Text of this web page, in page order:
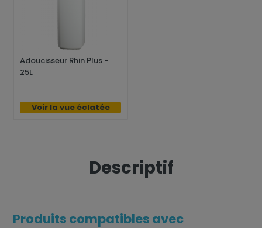
Adoucisseur Rhin Plus -
25L
Voir la vue éclatée
Descriptif
Produits compatibles avec